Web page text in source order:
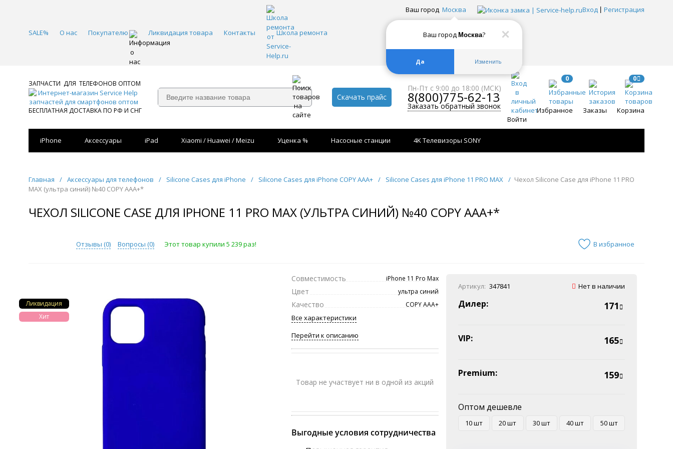
Ваш город Москва?
Да Изменить
SALE% О нас Покупателю Ликвидация товара Контакты Школа ремонта
Ваш город Москва Вход Регистрация
ЗАПЧАСТИ ДЛЯ ТЕЛЕФОНОВ ОПТОМ
БЕСПЛАТНАЯ ДОСТАВКА ПО РФ И СНГ
Скачать прайс
Пн-Пт с 9:00 до 18:00 (МСК)
8(800)775-62-13
Заказать обратный звонок
Войти
0
Избранное Заказы
0
Корзина
iPhone Аксессуары iPad Xiaomi / Huawei / Meizu Уценка % Насосные станции 4K Телевизоры SONY
Главная / Аксессуары для телефонов / Silicone Cases для iPhone / Silicone Cases для iPhone COPY AAA+ / Silicone Cases для iPhone 11 PRO MAX / Чехол Silicone Case для iPhone 11 PRO
MAX (ультра синий) №40 COPY AAA+*
ЧЕХОЛ SILICONE CASE ДЛЯ IPHONE 11 PRO MAX (УЛЬТРА СИНИЙ) №40 COPY AAA+*
Отзывы (0) Вопросы (0) Этот товар купили 5 239 раз! В избранное
Ликвидация
Хит
Совместимость iPhone 11 Pro Max
Цвет ультра синий
Качество COPY ААА+
Все характеристики
Перейти к описанию
Товар не участвует ни в одной из акций
Выгодные условия сотрудничества
Артикул: 347841 Нет в наличии
Дилер: 171
VIP: 165
Premium: 159
Оптом дешевле
10 шт 20 шт 30 шт 40 шт 50 шт